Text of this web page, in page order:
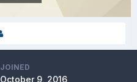
JOINED
October 9, 2016